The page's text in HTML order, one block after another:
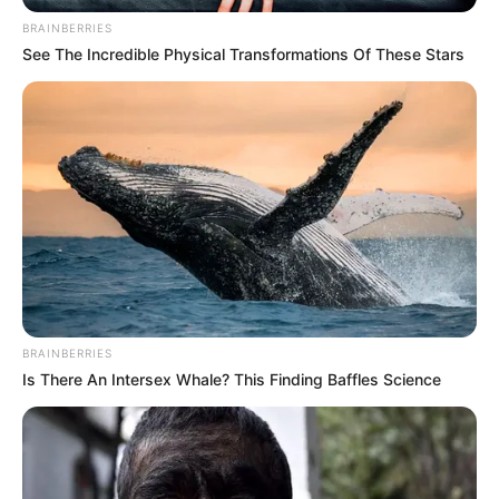
BRAINBERRIES
See The Incredible Physical Transformations Of These Stars
BRAINBERRIES
Is There An Intersex Whale? This Finding Baffles Science